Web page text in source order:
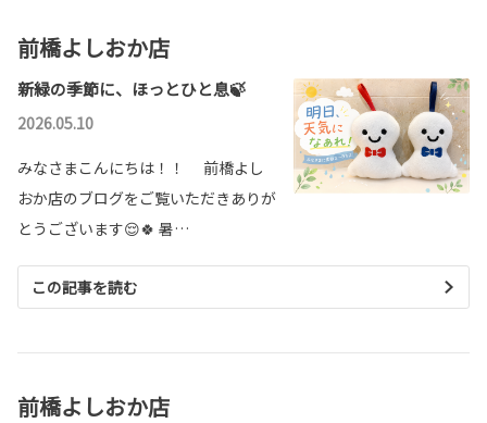
前橋よしおか店
新緑の季節に、ほっとひと息🍃
2026.05.10
みなさまこんにちは！！ 前橋よし
おか店のブログをご覧いただきありが
とうございます😌🍀 暑…
この記事を読む
前橋よしおか店